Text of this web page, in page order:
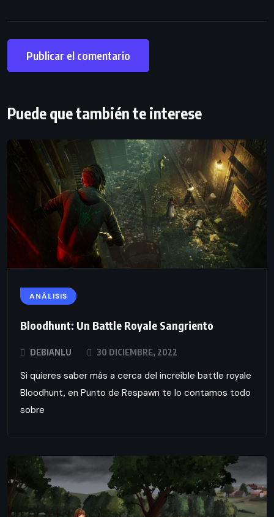
Puede que también te interese
ANÁLISIS
Bloodhunt: Un Battle Royale Sangriento
DEBIANLU 30 DICIEMBRE, 2022
Si quieres saber más a cerca del increíble battle royale
Bloodhunt, en Punto de Respawn te lo contamos todo
sobre